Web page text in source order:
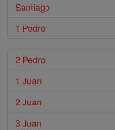
Santiago
1 Pedro
2 Pedro
1 Juan
2 Juan
3 Juan